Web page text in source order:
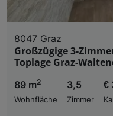
8047 Graz
Großzügige 3-
Toplage Graz-
89 m2
Wohnfläche
3,5
Zimmer
€